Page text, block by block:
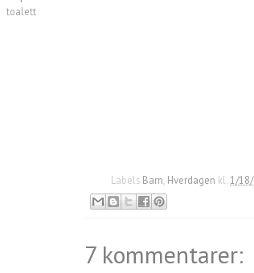
Labels Barn, Hverdagen kl.1/
7 kommentarer:
toalett